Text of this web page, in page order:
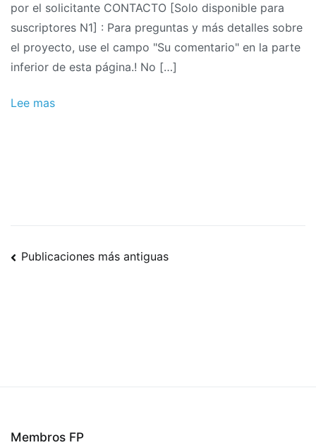
por el solicitante CONTACTO [Solo disponible para
suscriptores N1] : Para preguntas y más detalles sobre
el proyecto, use el campo "Su comentario" en la parte
inferior de esta página.! No […]
Lee mas
Navegación
Publicaciones más antiguas
Membros FP